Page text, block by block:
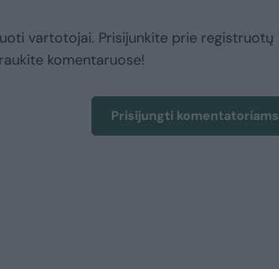
vartotojai. Prisijunkite prie registruotų
komentaruose!
Prisijungti komentatoriams